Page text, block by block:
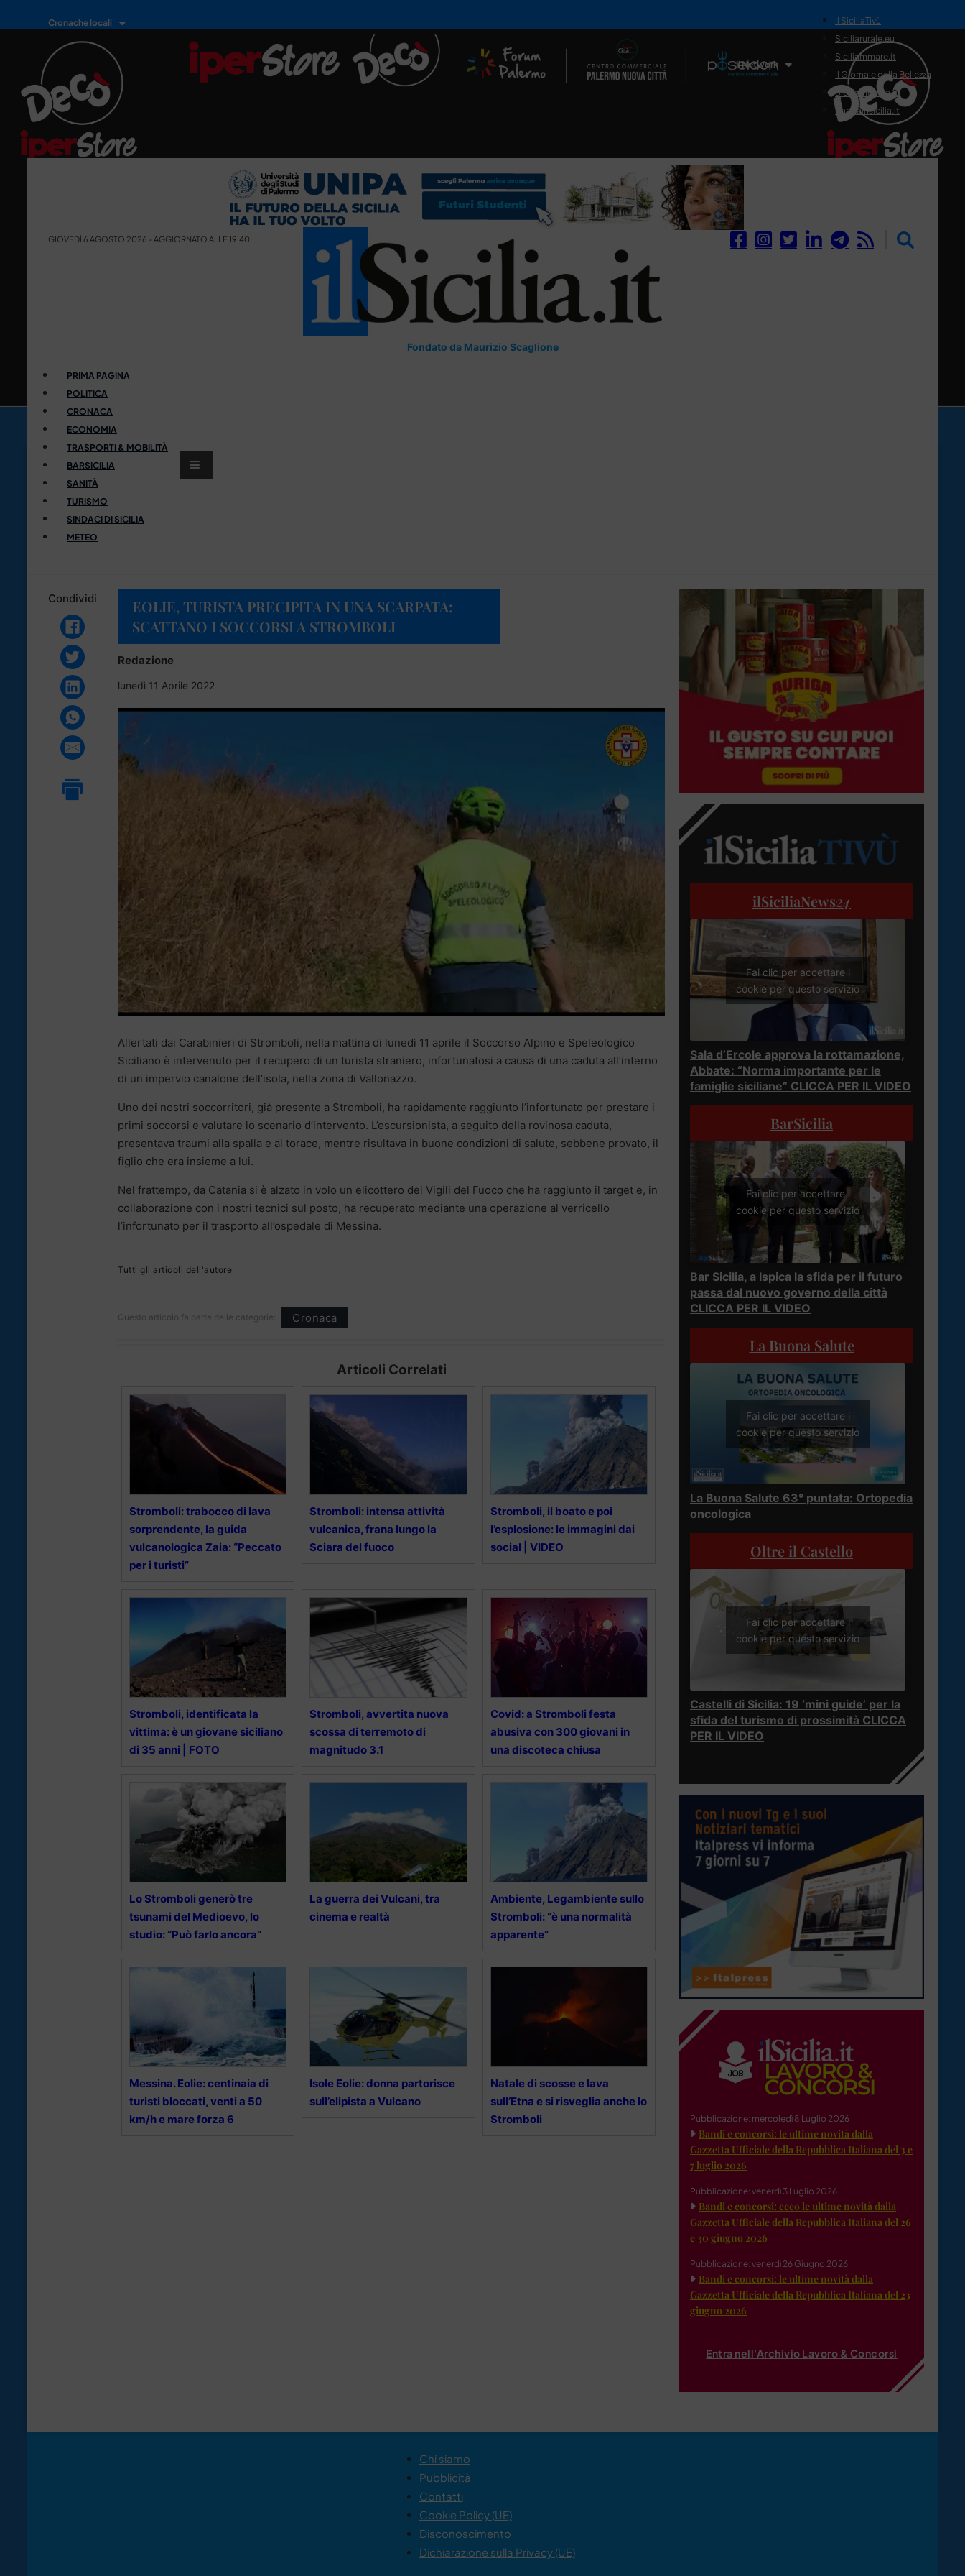
Cronache locali
Il Network
il SiciliaTivù
Siciliarurale.eu
Siciliammare.it
Il Giornale della Bellezza
Siciliamedica.it
Sanitainsicilia.it
GIOVEDÌ 6 AGOSTO 2026 - AGGIORNATO ALLE 19:40
Fondato da Maurizio Scaglione
PRIMA PAGINA
POLITICA
CRONACA
ECONOMIA
TRASPORTI & MOBILITÀ
BARSICILIA
SANITÀ
TURISMO
SINDACI DI SICILIA
METEO
Condividi
EOLIE, TURISTA PRECIPITA IN UNA SCARPATA:
SCATTANO I SOCCORSI A STROMBOLI
Redazione
lunedì 11 Aprile 2022
Allertati dai Carabinieri di Stromboli, nella mattina di lunedì 11 aprile il Soccorso Alpino e Speleologico
Siciliano è intervenuto per il recupero di un turista straniero, infortunatosi a causa di una caduta all’interno
di un impervio canalone dell’isola, nella zona di Vallonazzo.
Uno dei nostri soccorritori, già presente a Stromboli, ha rapidamente raggiunto l’infortunato per prestare i
primi soccorsi e valutare lo scenario d’intervento. L’escursionista, a seguito della rovinosa caduta,
presentava traumi alla spalla e al torace, mentre risultava in buone condizioni di salute, sebbene provato, il
figlio che era insieme a lui.
Nel frattempo, da Catania si è alzato in volo un elicottero dei Vigili del Fuoco che ha raggiunto il target e, in
collaborazione con i nostri tecnici sul posto, ha recuperato mediante una operazione al verricello
l’infortunato per il trasporto all’ospedale di Messina.
Tutti gli articoli dell'autore
Questo articolo fa parte delle categorie: Cronaca
Articoli Correlati
Stromboli: trabocco di lava
sorprendente, la guida
vulcanologica Zaia: “Peccato
per i turisti”
Stromboli: intensa attività
vulcanica, frana lungo la
Sciara del fuoco
Stromboli, il boato e poi
l’esplosione: le immagini dai
social | VIDEO
Stromboli, identificata la
vittima: è un giovane siciliano
di 35 anni | FOTO
Stromboli, avvertita nuova
scossa di terremoto di
magnitudo 3.1
Covid: a Stromboli festa
abusiva con 300 giovani in
una discoteca chiusa
Lo Stromboli generò tre
tsunami del Medioevo, lo
studio: “Può farlo ancora”
La guerra dei Vulcani, tra
cinema e realtà
Ambiente, Legambiente sullo
Stromboli: “è una normalità
apparente”
Messina. Eolie: centinaia di
turisti bloccati, venti a 50
km/h e mare forza 6
Isole Eolie: donna partorisce
sull’elipista a Vulcano
Natale di scosse e lava
sull’Etna e si risveglia anche lo
Stromboli
ilSiciliaNews24
Fai clic per accettare i
cookie per questo servizio
Sala d’Ercole approva la rottamazione,
Abbate: “Norma importante per le
famiglie siciliane” CLICCA PER IL VIDEO
BarSicilia
Fai clic per accettare i
cookie per questo servizio
Bar Sicilia, a Ispica la sfida per il futuro
passa dal nuovo governo della città
CLICCA PER IL VIDEO
La Buona Salute
Fai clic per accettare i
cookie per questo servizio
La Buona Salute 63° puntata: Ortopedia
oncologica
Oltre il Castello
Fai clic per accettare i
cookie per questo servizio
Castelli di Sicilia: 19 ‘mini guide’ per la
sfida del turismo di prossimità CLICCA
PER IL VIDEO
Pubblicazione: mercoledì 8 Luglio 2026
Bandi e concorsi: le ultime novità dalla
Gazzetta Ufficiale della Repubblica Italiana del 3 e
7 luglio 2026
Pubblicazione: venerdì 3 Luglio 2026
Bandi e concorsi: ecco le ultime novità dalla
Gazzetta Ufficiale della Repubblica Italiana del 26
e 30 giugno 2026
Pubblicazione: venerdì 26 Giugno 2026
Bandi e concorsi: le ultime novità dalla
Gazzetta Ufficiale della Repubblica Italiana del 23
giugno 2026
Entra nell'Archivio Lavoro & Concorsi
Chi siamo
Pubblicità
Contatti
Cookie Policy (UE)
Disconoscimento
Dichiarazione sulla Privacy (UE)